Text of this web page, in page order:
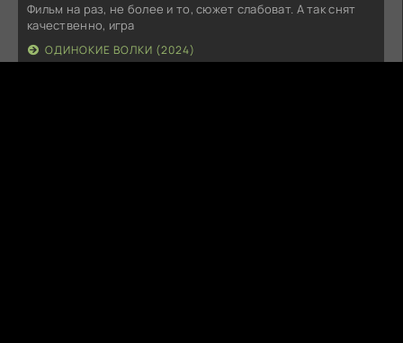
Фильм на раз, не более и то, сюжет слабоват. А так снят
качественно, игра
ОДИНОКИЕ ВОЛКИ (2024)